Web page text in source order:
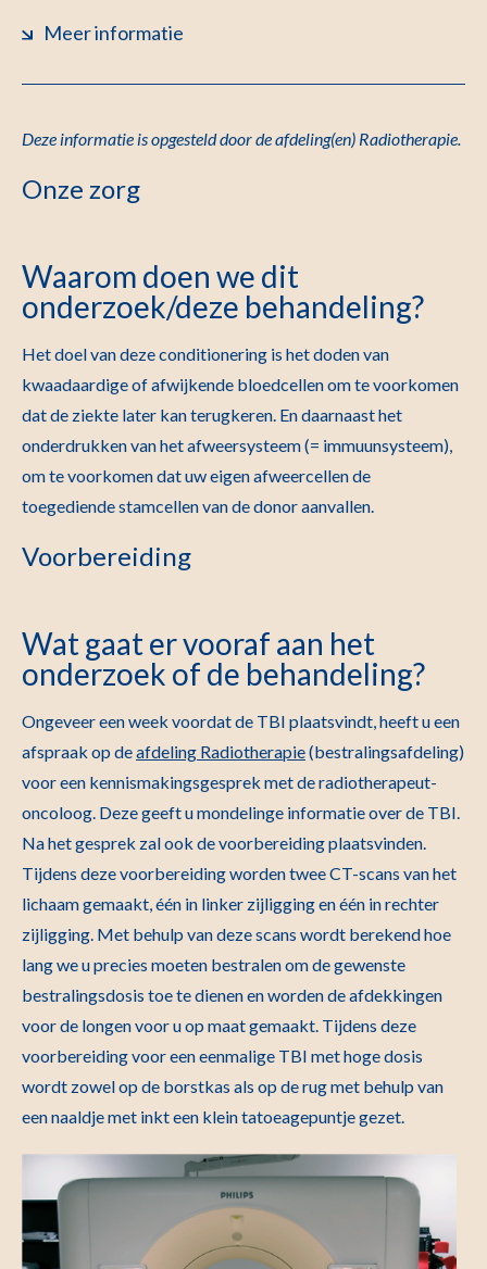
Meer informatie
Deze informatie is opgesteld door de afdeling(en) Radiotherapie.
Onze zorg
Waarom doen we dit
onderzoek/deze behandeling?
Het doel van deze conditionering is het doden van
kwaadaardige of afwijkende bloedcellen om te voorkomen
dat de ziekte later kan terugkeren. En daarnaast het
onderdrukken van het afweersysteem (= immuunsysteem),
om te voorkomen dat uw eigen afweercellen de
toegediende stamcellen van de donor aanvallen.
Voorbereiding
Wat gaat er vooraf aan het
onderzoek of de behandeling?
Ongeveer een week voordat de TBI plaatsvindt, heeft u een
afspraak op deafdeling Radiotherapie(bestralingsafdeling)
voor een kennismakingsgesprek met de radiotherapeut-
oncoloog. Deze geeft u mondelinge informatie over de TBI.
Na het gesprek zal ook de voorbereiding plaatsvinden.
Tijdens deze voorbereiding worden twee CT-scans van het
lichaam gemaakt, één in linker zijligging en één in rechter
zijligging. Met behulp van deze scans wordt berekend hoe
lang we u precies moeten bestralen om de gewenste
bestralingsdosis toe te dienen en worden de afdekkingen
voor de longen voor u op maat gemaakt. Tijdens deze
voorbereiding voor een eenmalige TBI met hoge dosis
wordt zowel op de borstkas als op de rug met behulp van
een naaldje met inkt een klein tatoeagepuntje gezet.